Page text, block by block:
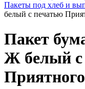
Пакеты под хлеб и
белый с печатью
Пакет
Ж белый с